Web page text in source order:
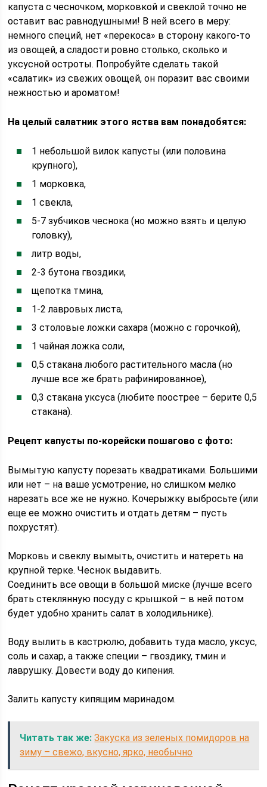
капуста с чесночком, морковкой и свеклой точно не
оставит вас равнодушными! В ней всего в меру:
немного специй, нет «перекоса» в сторону какого-то
из овощей, а сладости ровно столько, сколько и
уксусной остроты. Попробуйте сделать такой
«салатик» из свежих овощей, он поразит вас своими
нежностью и ароматом!
На целый салатник этого яства вам понадобятся:
1 небольшой вилок капусты (или половина
крупного),
1 морковка,
1 свекла,
5-7 зубчиков чеснока (но можно взять и целую
головку),
литр воды,
2-3 бутона гвоздики,
щепотка тмина,
1-2 лавровых листа,
3 столовые ложки сахара (можно с горочкой),
1 чайная ложка соли,
0,5 стакана любого растительного масла (но
лучше все же брать рафинированное),
0,3 стакана уксуса (любите поострее – берите 0,5
стакана).
Рецепт капусты по-корейски пошагово с фото:
Вымытую капусту порезать квадратиками. Большими
или нет – на ваше усмотрение, но слишком мелко
нарезать все же не нужно. Кочерыжку выбросьте (или
еще ее можно очистить и отдать детям – пусть
похрустят).
Морковь и свеклу вымыть, очистить и натереть на
крупной терке. Чеснок выдавить.
Соединить все овощи в большой миске (лучше всего
брать стеклянную посуду с крышкой – в ней потом
будет удобно хранить салат в холодильнике).
Воду вылить в кастрюлю, добавить туда масло, уксус,
соль и сахар, а также специи – гвоздику, тмин и
лаврушку. Довести воду до кипения.
Залить капусту кипящим маринадом.
Читать так же: Закуска из зеленых помидоров на
зиму – свежо, вкусно, ярко, необычно